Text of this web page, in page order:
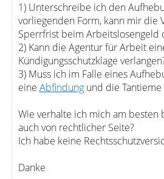
1) Unterschreibe ich den
vorliegenden Form, kann mir die
Sperrfrist beim Arbeitslosengeld
2) Kann die Agentur für Arbeit
Kündigungsschutzklage
3) Muss ich im Falle eines
eine Abfindung und die
Wie verhalte ich mich am besten
auch von rechtlicher Seite?
Ich habe keine
Danke